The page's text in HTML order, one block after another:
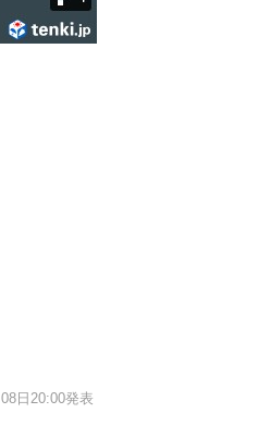
08日20:00発表